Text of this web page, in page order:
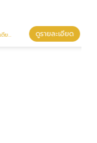
ดูรายละเอียด